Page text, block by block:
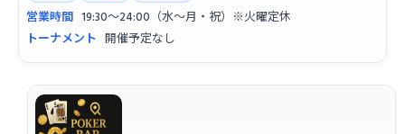
営業時間 19:30〜24:00（水〜月・祝）※火曜定休
トーナメント 開催予定なし